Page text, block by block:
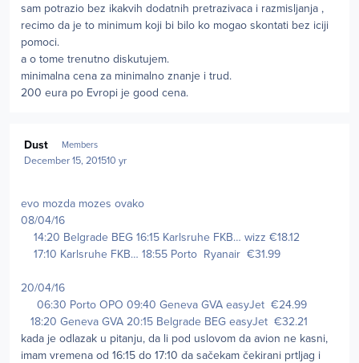
sam potrazio bez ikakvih dodatnih pretrazivaca i razmisljanja ,
recimo da je to minimum koji bi bilo ko mogao skontati bez iciji
pomoci.
a o tome trenutno diskutujem.
minimalna cena za minimalno znanje i trud.
200 eura po Evropi je good cena.
Dust Members
December 15, 201510 yr
evo mozda mozes ovako
08/04/16
14:20 Belgrade BEG 16:15 Karlsruhe FKB… wizz €18.12
17:10 Karlsruhe FKB… 18:55 Porto Ryanair €31.99
20/04/16
06:30 Porto OPO 09:40 Geneva GVA easyJet €24.99
18:20 Geneva GVA 20:15 Belgrade BEG easyJet €32.21
kada je odlazak u pitanju, da li pod uslovom da avion ne kasni,
imam vremena od 16:15 do 17:10 da sačekam čekirani prtljag i